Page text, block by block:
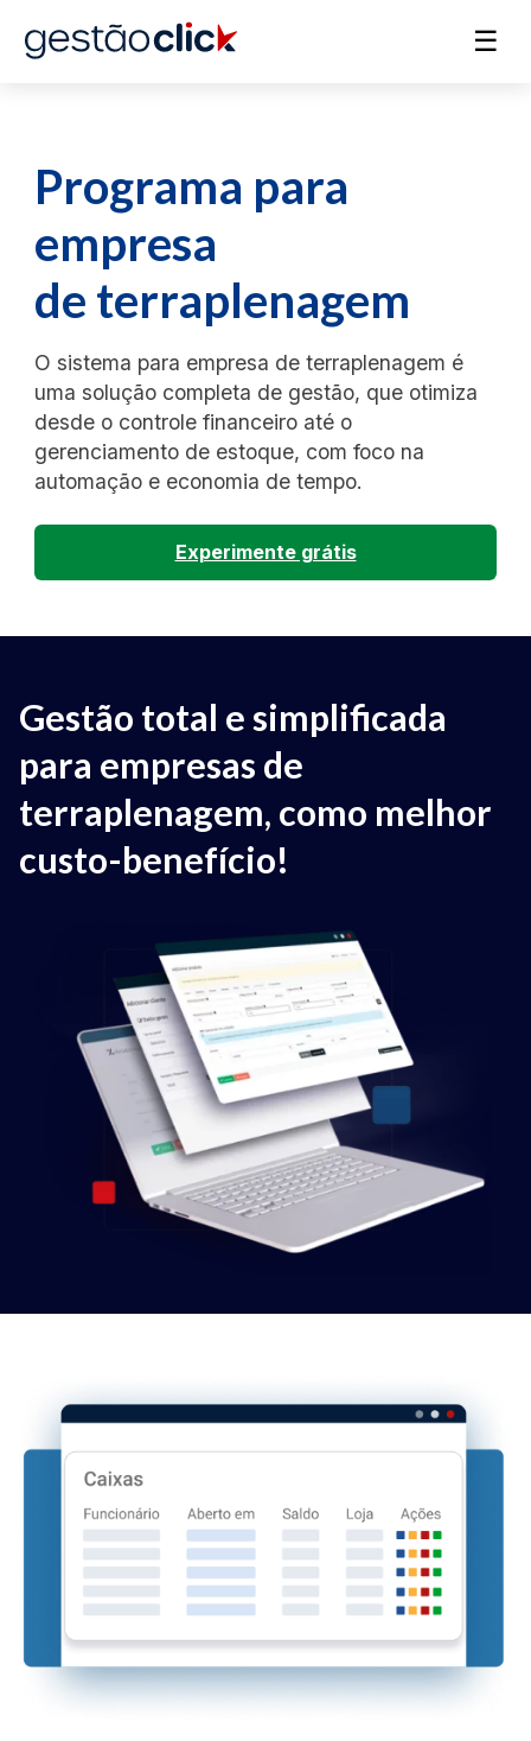
☰
Programa para
empresa
de terraplenagem
O sistema para empresa de terraplenagem é
uma solução completa de gestão, que otimiza
desde o controle financeiro até o
gerenciamento de estoque, com foco na
automação e economia de tempo.
Experimente grátis
Gestão total e simplificada
para empresas de
terraplenagem, como melhor
custo-benefício!